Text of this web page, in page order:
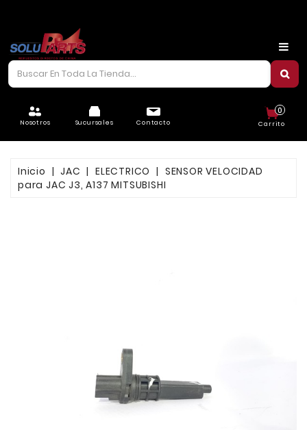
Nosotros Sucursales Contacto Carrito
0
CARROCERÍA
ELÉCTRICO
FRENOS
Inicio JAC ELECTRICO
SENSOR VELOCIDAD
para JAC J3, A137 MITSUBISHI